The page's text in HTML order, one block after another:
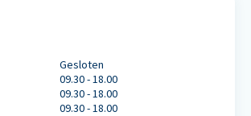
Gesloten
09.30 - 18.00
09.30 - 18.00
09.30 - 18.00